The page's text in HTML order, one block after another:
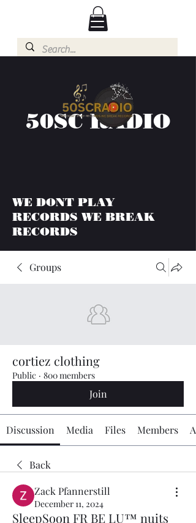
50SC RADIO
WE DONT PLAY
RECORDS WE BREAK
RECORDS
Groups
cortiez clothing
Public · 800 members
Join
Discussion Media Files Members
Back
Zack Pfannerstill
December 11, 2024
SleepSoon FR BE LU™ nuits